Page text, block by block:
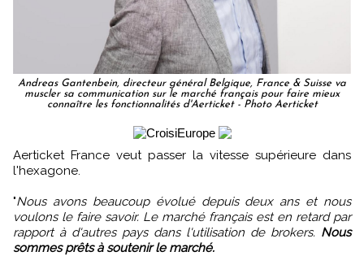
Andreas Gantenbein, directeur général Belgique, France & Suisse va
muscler sa communication sur le marché français pour faire mieux
connaître les fonctionnalités d'Aerticket - Photo Aerticket
Aerticket France veut passer la vitesse supérieure dans
l'hexagone.
"Nous avons beaucoup évolué depuis deux ans et nous
voulons le faire savoir. Le marché français est en retard par
rapport à d'autres pays dans l'utilisation de brokers. Nous
sommes prêts à soutenir le marché.